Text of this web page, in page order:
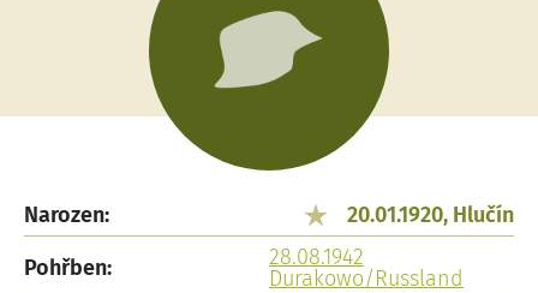
Narozen:
20.01.1920, Hlučín
Pohřben:
28.08.1942
Durakowo/Russland